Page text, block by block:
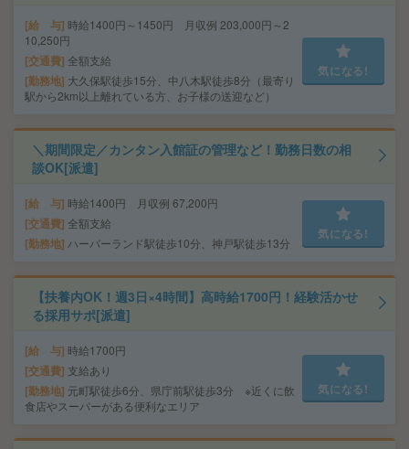
給 与 時給1400円～1450円 月収例 203,000円～2
10,250円
交通費 全額支給
勤務地 大久保駅徒歩15分、中八木駅徒歩8分（最寄り
駅から2km以上離れている方、お子様の送迎など）
気になる!
＼期間限定／カンタン入館証の管理など！勤務日数の相
談OK[派遣]
給 与 時給1400円 月収例 67,200円
交通費 全額支給
勤務地 ハーバーランド駅徒歩10分、神戸駅徒歩13分
気になる!
【扶養内OK！週3日×4時間】高時給1700円！経験活かせ
る採用サポ[派遣]
給 与 時給1700円
交通費 支給あり
勤務地 元町駅徒歩6分、県庁前駅徒歩3分 ※近くに飲
食店やスーパーがある便利なエリア
気になる!